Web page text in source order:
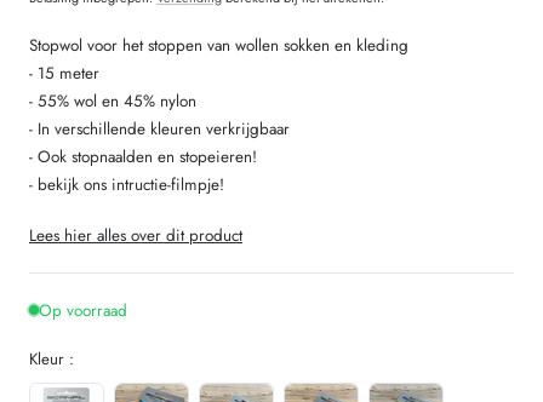
Stopwol voor het stoppen van wollen sokken en kleding
- 15 meter
- 55% wol en 45% nylon
- In verschillende kleuren verkrijgbaar
- Ook stopnaalden en stopeieren!
- bekijk ons intructie-filmpje!
Lees hier alles over dit product
Op voorraad
Kleur :